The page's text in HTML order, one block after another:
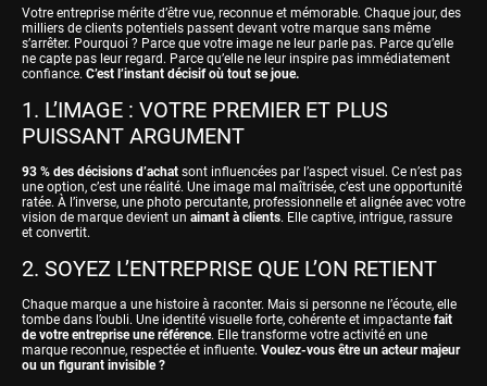
Votre entreprise mérite d’être vue, reconnue et mémorable. Chaque jour, des
milliers de clients potentiels passent devant votre marque sans même
s’arrêter. Pourquoi ? Parce que votre image ne leur parle pas. Parce qu’elle
ne capte pas leur regard. Parce qu’elle ne leur inspire pas immédiatement
confiance. C’est l’instant décisif où tout se joue.
1. L’IMAGE : VOTRE PREMIER ET PLUS
PUISSANT ARGUMENT
93 % des décisions d’achat sont influencées par l’aspect visuel. Ce n’est pas
une option, c’est une réalité. Une image mal maîtrisée, c’est une opportunité
ratée. À l’inverse, une photo percutante, professionnelle et alignée avec votre
vision de marque devient un aimant à clients. Elle captive, intrigue, rassure
et convertit.
2. SOYEZ L’ENTREPRISE QUE L’ON RETIENT
Chaque marque a une histoire à raconter. Mais si personne ne l’écoute, elle
tombe dans l’oubli. Une identité visuelle forte, cohérente et impactante fait
de votre entreprise une référence. Elle transforme votre activité en une
marque reconnue, respectée et influente. Voulez-vous être un acteur majeur
ou un figurant invisible ?